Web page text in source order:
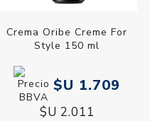
Crema Oribe Creme For
Style 150 ml
$U 1.709
$U 2.011